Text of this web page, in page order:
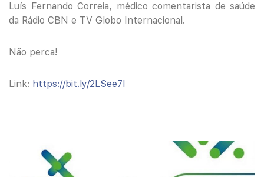
Luís Fernando Correia, médico comentarista de saúde
da Rádio CBN e TV Globo Internacional.
Não perca!
Link: https://bit.ly/2LSee7I